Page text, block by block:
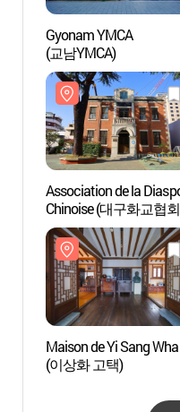
Gyonam YMCA
(교남YMCA)
Association de la
Chinoise (대구화교협
Maison de Yi Sang Wha
(이상화 고택)